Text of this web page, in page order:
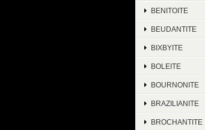
BENITOITE
BEUDANTITE
BIXBYITE
BOLEITE
BOURNONITE
BRAZILIANITE
BROCHANTITE